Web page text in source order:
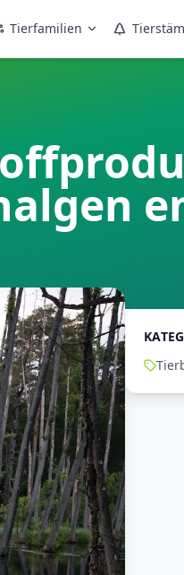
Tierfamilien